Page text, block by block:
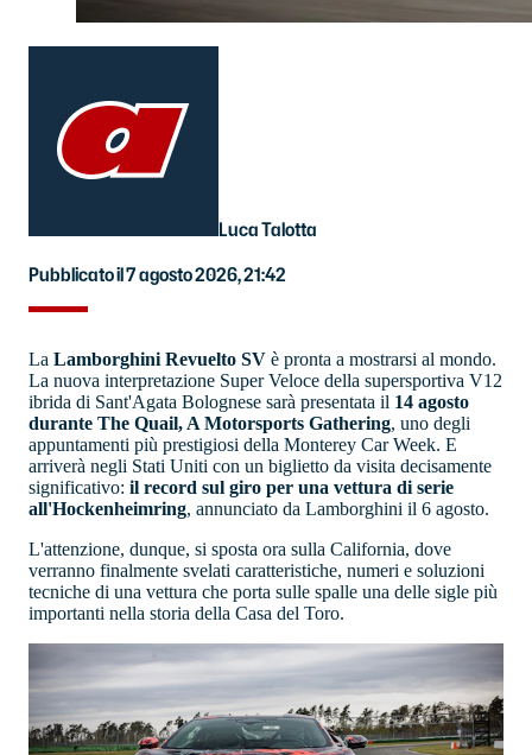
Luca Talotta
Pubblicato il 7 agosto 2026, 21:42
La Lamborghini Revuelto SV è pronta a mostrarsi al mondo.
La nuova interpretazione Super Veloce della supersportiva V12
ibrida di Sant'Agata Bolognese sarà presentata il 14 agosto
durante The Quail, A Motorsports Gathering, uno degli
appuntamenti più prestigiosi della Monterey Car Week. E
arriverà negli Stati Uniti con un biglietto da visita decisamente
significativo: il record sul giro per una vettura di serie
all'Hockenheimring, annunciato da Lamborghini il 6 agosto.
L'attenzione, dunque, si sposta ora sulla California, dove
verranno finalmente svelati caratteristiche, numeri e soluzioni
tecniche di una vettura che porta sulle spalle una delle sigle più
importanti nella storia della Casa del Toro.